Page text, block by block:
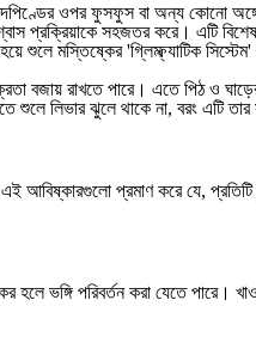
ওপর ফুসফুস বা অন্য কোনো
প্রক্রিয়াকে সহজতর করে। এটি
শুলে মস্তিষ্কের 'গ্লিম্ফ্যাটিক
বজায় রাখতে পারে। এতে পিঠ ও
শুলে লিভার ঝুলে থাকে না, বরং এটি
আবিষ্কারগুলো প্রমাণ করে যে,
ভঙ্গি পরিবর্তন করা যেতে পারে।